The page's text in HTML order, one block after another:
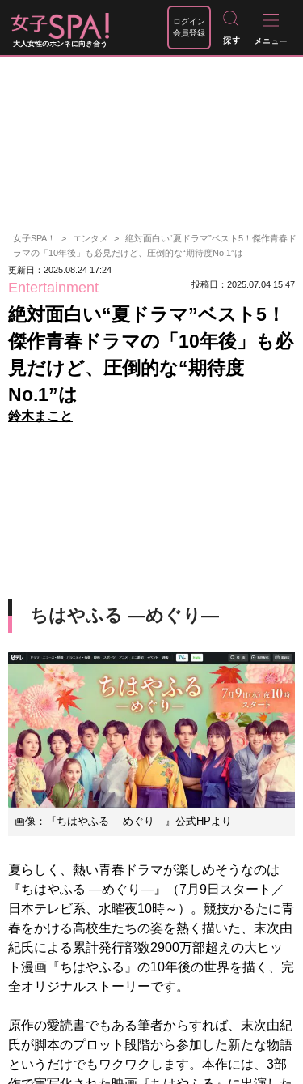
大人女性のホンネに向き合う
ログイン
会員登録
女子SPA！ エンタメ
絶対面白い“夏ドラマ”ベスト5！傑作青春ド
ラマの「10年後」も必見だけど、圧倒的な“期待度No.1”は
更新日：2025.08.24 17:24
Entertainment 投稿日：2025.07.04 15:47
絶対面白い“夏ドラマ”ベスト5！
傑作青春ドラマの「10年後」も必
見だけど、圧倒的な“期待度
No.1”は
鈴木まこと
ちはやふる —めぐり—
画像：『ちはやふる —めぐり—』公式HPより
夏らしく、熱い青春ドラマが楽しめそうなのは
『ちはやふる —めぐり—』（7月9日スタート／
日本テレビ系、水曜夜10時～）。競技かるたに青
春をかける高校生たちの姿を熱く描いた、末次由
紀氏による累計発行部数2900万部超えの大ヒッ
ト漫画『ちはやふる』の10年後の世界を描く、完
全オリジナルストーリーです。
原作の愛読書でもある筆者からすれば、末次由紀
氏が脚本のプロット段階から参加した新たな物語
というだけでもワクワクします。本作には、3部